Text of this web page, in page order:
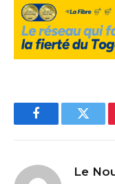
Facebook
Le